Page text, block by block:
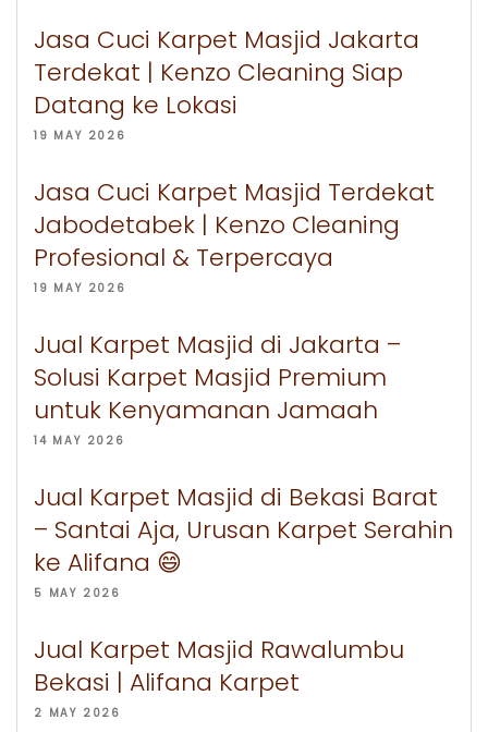
Jasa Cuci Karpet Masjid Jakarta
Terdekat | Kenzo Cleaning Siap
Datang ke Lokasi
19 MAY 2026
Jasa Cuci Karpet Masjid Terdekat
Jabodetabek | Kenzo Cleaning
Profesional & Terpercaya
19 MAY 2026
Jual Karpet Masjid di Jakarta –
Solusi Karpet Masjid Premium
untuk Kenyamanan Jamaah
14 MAY 2026
Jual Karpet Masjid di Bekasi Barat
– Santai Aja, Urusan Karpet Serahin
ke Alifana 😄
5 MAY 2026
Jual Karpet Masjid Rawalumbu
Bekasi | Alifana Karpet
2 MAY 2026